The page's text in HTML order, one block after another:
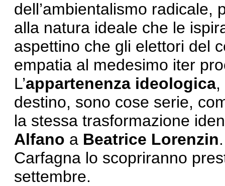
dell’ambientalismo radicale,
alla natura ideale che le
aspettino che gli elettori del
empatia al medesimo iter
L’appartenenza ideologica,
destino, sono cose serie,
la stessa trasformazione
Alfano a Beatrice Lorenzin
Carfagna lo scopriranno
settembre.